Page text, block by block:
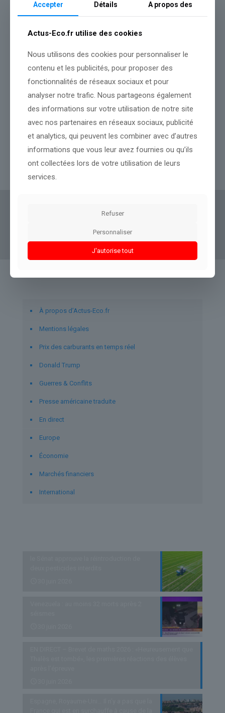
atteindre plus de 77 milliards d’euros en 2026 (c’est 64,5 milliards
pour l’Education nationale)
Lire l’article
offre un accès clair et fiable à des
boursières, décryptées pour tous.
À propos d’Actus-Eco.fr
Mentions légales
Prix des carburants en temps réel
Donald Trump
Guerres & Conflits
Presse américaine traduite
En direct
Europe
Économie
Marchés financiers
International
Accepter Détails A propos des
Actus-Eco.fr utilise des cookies
Nous utilisons des cookies pour personnaliser le
contenu et les publicités, pour proposer des
fonctionnalités de réseaux sociaux et pour
analyser notre trafic. Nous partageons également
des informations sur votre utilisation de notre site
avec nos partenaires en réseaux sociaux, publicité
et analytics, qui peuvent les combiner avec d’autres
informations que vous leur avez fournies ou qu’ils
ont collectées lors de votre utilisation de leurs
services.
Refuser
Personnaliser
J'autorise tout